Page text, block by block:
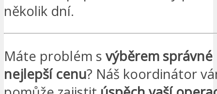
několik dní.
Máte problém s výběrem správné
nejlepší cenu? Náš koordinátor